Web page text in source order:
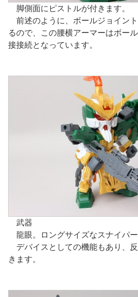
脚側面にピストルが付きます。
前述のように、ボールジョイン
るので、この腰横アーマーはボー
接接続となっています。
武器
龍眼。ロングサイズなスナイパー
デバイスとしての機能もあり、
きます。